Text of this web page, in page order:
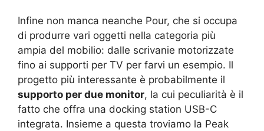
Infine non manca neanche Pour, che si occupa
di produrre vari oggetti nella categoria più
ampia del mobilio: dalle scrivanie motorizzate
fino ai supporti per TV per farvi un esempio. Il
progetto più interessante è probabilmente il
supporto per due monitor, la cui peculiarità è il
fatto che offra una docking station USB-C
integrata. Insieme a questa troviamo la Peak